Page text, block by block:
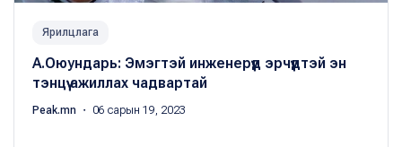
Ярилцлага
А.Оюундарь: Эмэгтэй инженерүүд эрчүүдтэй эн
тэнцүү ажиллах чадвартай
Peak.mn ・ 06 сарын 19, 2023